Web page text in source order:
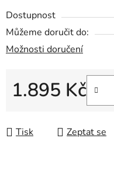
Dostupnost
Můžeme doručit do:
Možnosti doručení
1.895 Kč
Tisk Zeptat se